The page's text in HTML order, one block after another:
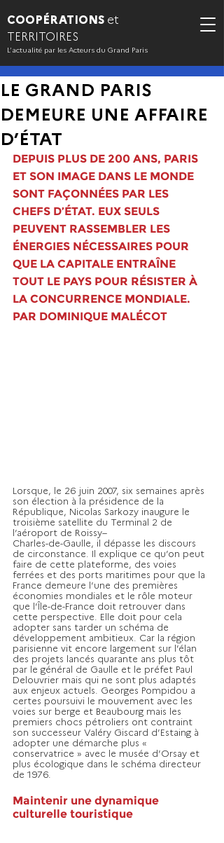
L’actualité par les Acteurs du Grand Paris
COOPÉRATIONS et
TERRITOIRES
LE GRAND PARIS
DEMEURE UNE AFFAIRE
D’ÉTAT
DEPUIS PLUS DE 200 ANS, PARIS
ET SON IMAGE DANS LE MONDE
SONT FAÇONNÉES PAR LES
CHEFS D’ÉTAT. EUX SEULS
PEUVENT RASSEMBLER LES
ÉNERGIES NÉCESSAIRES POUR
QUE LA CAPITALE ENTRAÎNE
TOUT LE PAYS POUR RÉSISTER À
LA CONCURRENCE MONDIALE.
PAR DOMINIQUE MALÉCOT
Lorsque, le 26 juin 2007, six semaines après
son élection à la présidence de la
République, Nicolas Sarkozy inaugure le
troisième satellite du Terminal 2 de
l’aéroport de Roissy–
Charles-de-Gaulle, il dépasse les discours
de circonstance. Il explique ce qu’on peut
faire de cette plateforme, des voies
ferrées et des ports maritimes pour que la
France demeure l’une des premières
économies mondiales et le rôle moteur
que l’Île-de-France doit retrouver dans
cette perspective. Elle doit pour cela
adopter sans tarder un schéma de
développement ambitieux. Car la région
parisienne vit encore largement sur l’élan
des projets lancés quarante ans plus tôt
par le général de Gaulle et le préfet Paul
Delouvrier mais qui ne sont plus adaptés
aux enjeux actuels. Georges Pompidou a
certes poursuivi le mouvement avec les
voies sur berge et Beaubourg mais les
premiers chocs pétroliers ont contraint
son successeur Valéry Giscard d’Estaing à
adopter une démarche plus «
conservatrice » avec le musée d’Orsay et
plus écologique dans le schéma directeur
de 1976.
Maintenir une dynamique
culturelle touristique